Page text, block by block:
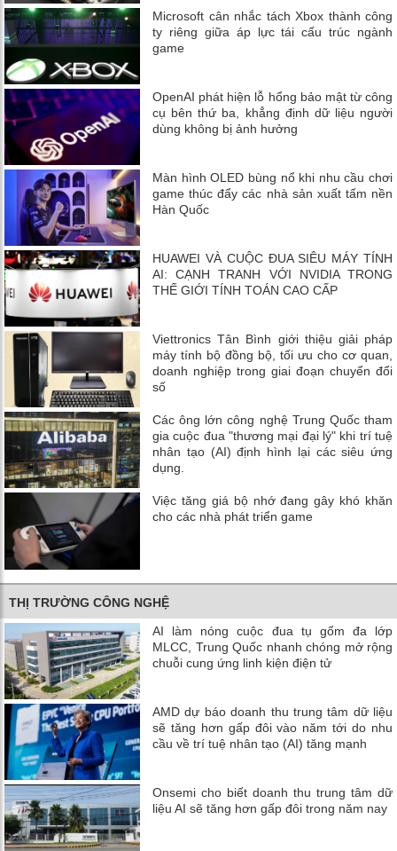
Microsoft cân nhắc tách Xbox thành công
ty riêng giữa áp lực tái cấu trúc ngành
game
OpenAI phát hiện lỗ hổng bảo mật từ công
cụ bên thứ ba, khẳng định dữ liệu người
dùng không bị ảnh hưởng
Màn hình OLED bùng nổ khi nhu cầu chơi
game thúc đẩy các nhà sản xuất tấm nền
Hàn Quốc
HUAWEI VÀ CUỘC ĐUA SIÊU MÁY TÍNH
AI: CẠNH TRANH VỚI NVIDIA TRONG
THẾ GIỚI TÍNH TOÁN CAO CẤP
Viettronics Tân Bình giới thiệu giải pháp
máy tính bộ đồng bộ, tối ưu cho cơ quan,
doanh nghiệp trong giai đoạn chuyển đổi
số
Các ông lớn công nghệ Trung Quốc tham
gia cuộc đua "thương mại đại lý" khi trí tuệ
nhân tạo (AI) định hình lại các siêu ứng
dụng.
Việc tăng giá bộ nhớ đang gây khó khăn
cho các nhà phát triển game
THỊ TRƯỜNG CÔNG NGHỆ
AI làm nóng cuộc đua tụ gốm đa lớp
MLCC, Trung Quốc nhanh chóng mở rộng
chuỗi cung ứng linh kiện điện tử
AMD dự báo doanh thu trung tâm dữ liệu
sẽ tăng hơn gấp đôi vào năm tới do nhu
cầu về trí tuệ nhân tạo (AI) tăng mạnh
Onsemi cho biết doanh thu trung tâm dữ
liệu AI sẽ tăng hơn gấp đôi trong năm nay